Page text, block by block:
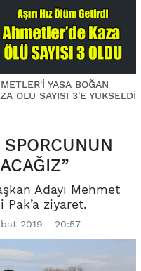
YASA BOĞAN
ÖLÜ SAYISI 3'E YÜKSELDİ
Adayı Mehmet
Pak’a ziyaret.
2019 - 20:57